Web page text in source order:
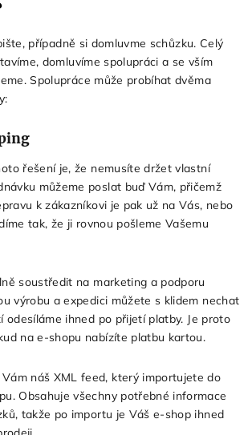
případně si domluvme schůzku. Celý
domluvíme spolupráci a se vším
Spolupráce může probíhat dvěma
řešení je, že nemusíte držet vlastní
můžeme poslat buď Vám, přičemž
k zákazníkovi je pak už na Vás, nebo
tak, že ji rovnou pošleme Vašemu
soustředit na marketing a podporu
výrobu a expedici můžete s klidem nechat
odesíláme ihned po přijetí platby. Je proto
na e-shopu nabízíte platbu kartou.
náš XML feed, který importujete do
Obsahuje všechny potřebné informace
takže po importu je Váš e-shop ihned